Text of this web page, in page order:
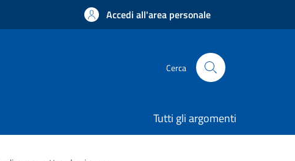
Accedi all'area personale
Cerca
Tutti gli argomenti